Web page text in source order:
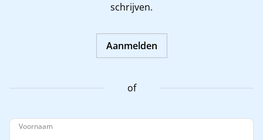
schrijven.
Aanmelden
of
Voornaam